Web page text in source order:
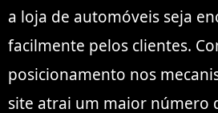
a loja de automóveis seja
facilmente pelos clientes.
posicionamento nos
site atrai um maior número